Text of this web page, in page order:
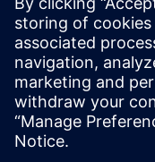
©Siemens 2026
기업 정보
개인정보 처리방침
쿠키 정책